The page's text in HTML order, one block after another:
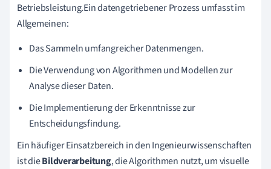
Betriebsleistung.Ein datengetriebener Prozess umfasst im
Allgemeinen:
Das Sammeln umfangreicher Datenmengen.
Die Verwendung von Algorithmen und Modellen zur
Analyse dieser Daten.
Die Implementierung der Erkenntnisse zur
Entscheidungsfindung.
Ein häufiger Einsatzbereich in den Ingenieurwissenschaften
ist dieBildverarbeitung, die Algorithmen nutzt, um visuelle